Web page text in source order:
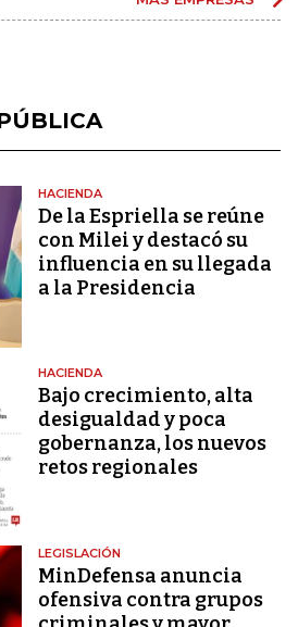
HACIENDA
De la Espriella se reúne
con Milei y destacó su
influencia en su llegada
a la Presidencia
HACIENDA
Bajo crecimiento, alta
desigualdad y poca
gobernanza, los nuevos
retos regionales
LEGISLACIÓN
MinDefensa anuncia
ofensiva contra grupos